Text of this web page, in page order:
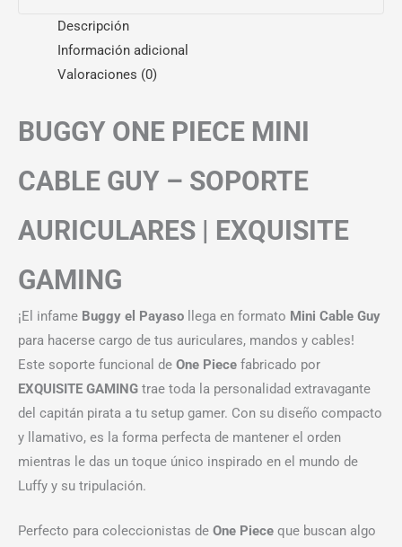
Descripción
Información adicional
Valoraciones (0)
BUGGY ONE PIECE MINI
CABLE GUY – SOPORTE
AURICULARES | EXQUISITE
GAMING
¡El infame Buggy el Payaso llega en formato Mini Cable Guy
para hacerse cargo de tus auriculares, mandos y cables!
Este soporte funcional de One Piece fabricado por
EXQUISITE GAMING trae toda la personalidad extravagante
del capitán pirata a tu setup gamer. Con su diseño compacto
y llamativo, es la forma perfecta de mantener el orden
mientras le das un toque único inspirado en el mundo de
Luffy y su tripulación.
Perfecto para coleccionistas de One Piece que buscan algo